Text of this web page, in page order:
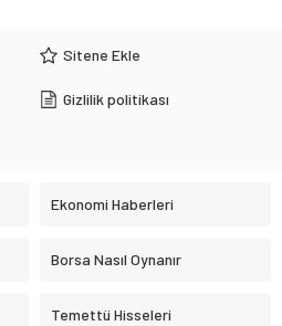
Sitene Ekle
Gizlilik politikası
Ekonomi Haberleri
Borsa Nasıl Oynanır
Temettü Hisseleri